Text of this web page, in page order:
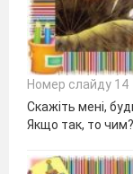
Номер слайду 14
Скажіть мені,
Якщо так, то чим?